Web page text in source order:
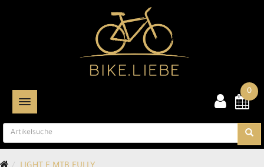
TOGGLE NAVIGATION
0